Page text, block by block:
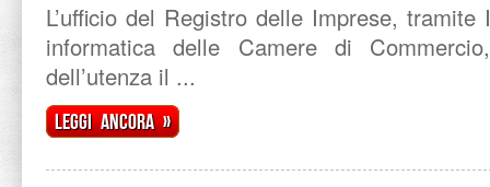
L’ufficio del Registro delle Imprese,
informatica delle Camere di
dell’utenza il ...
Leggi ancora »